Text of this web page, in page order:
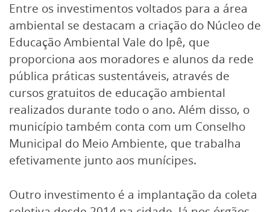
Entre os investimentos voltados para a área
ambiental se destacam a criação do Núcleo de
Educação Ambiental Vale do Ipê, que
proporciona aos moradores e alunos da rede
pública práticas sustentáveis, através de
cursos gratuitos de educação ambiental
realizados durante todo o ano. Além disso, o
município também conta com um Conselho
Municipal do Meio Ambiente, que trabalha
efetivamente junto aos munícipes.
Outro investimento é a implantação da coleta